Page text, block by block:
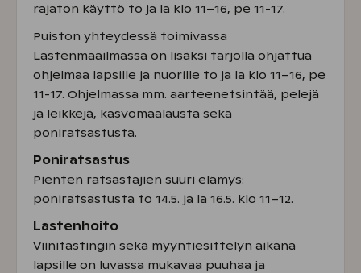
rajaton käyttö to ja la klo 11–16, pe 11-17.
Puiston yhteydessä toimivassa
Lastenmaailmassa on lisäksi tarjolla ohjattua
ohjelmaa lapsille ja nuorille to ja la klo 11–16, pe
11-17. Ohjelmassa mm. aarteenetsintää, pelejä
ja leikkejä, kasvomaalausta sekä
poniratsastusta.
Poniratsastus
Pienten ratsastajien suuri elämys:
poniratsastusta to 14.5. ja la 16.5. klo 11–12.
Lastenhoito
Viinitastingin sekä myyntiesittelyn aikana
lapsille on luvassa mukavaa puuhaa ja